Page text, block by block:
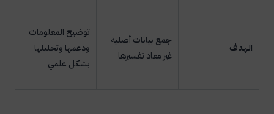
الهدف
جمع بيانات أصلية
غير معاد تفسيرها
توضيح المعلومات
ودعمها وتحليلها
بشكل علمي